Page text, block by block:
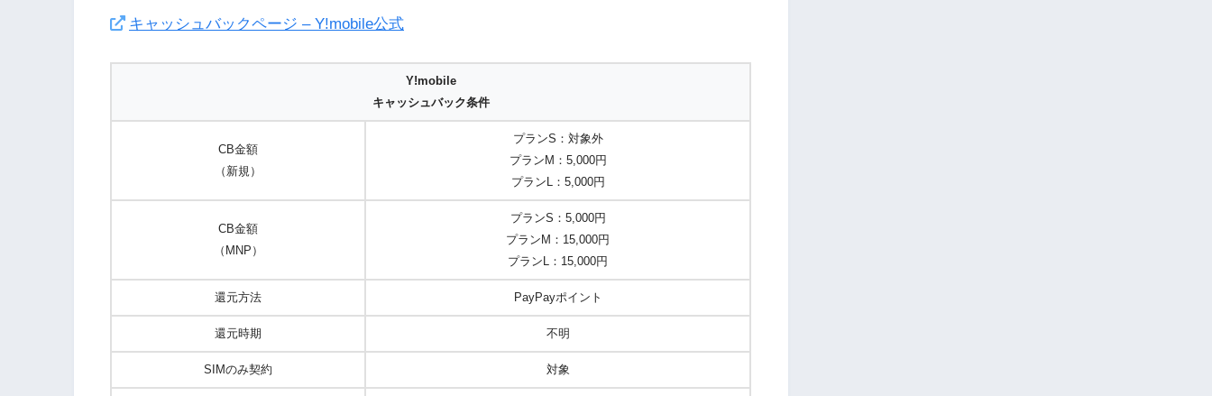
キャッシュバックページ – Y!mobile公式
Y!mobile
キャッシュバック条件
CB金額
（新規）
プランS：対象外
プランM：5,000円
プランL：5,000円
CB金額
（MNP）
プランS：5,000円
プランM：15,000円
プランL：15,000円
還元方法 PayPayポイント
還元時期 不明
SIMのみ契約 対象